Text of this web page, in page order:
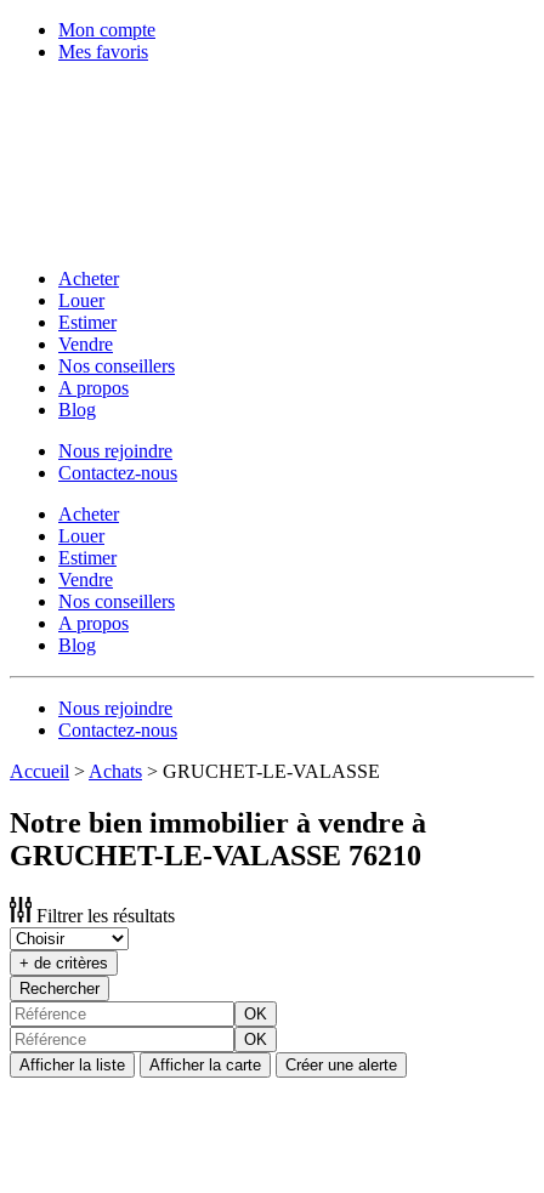
Mon compte
Mes favoris
Acheter
Louer
Estimer
Vendre
Nos conseillers
A propos
Blog
Nous rejoindre
Contactez-nous
Acheter
Louer
Estimer
Vendre
Nos conseillers
A propos
Blog
Nous rejoindre
Contactez-nous
Accueil > Achats > GRUCHET-LE-VALASSE
Notre bien immobilier à vendre à
GRUCHET-LE-VALASSE 76210
Filtrer les résultats
+ de critères
Rechercher
OK
OK
Afficher la liste
Afficher la carte Créer une alerte